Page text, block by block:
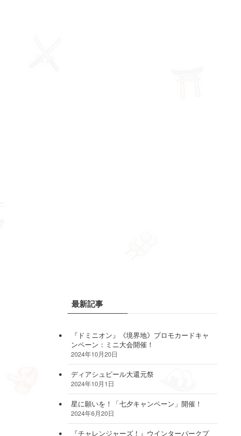
最新記事
『ドミニオン』《境界地》プロモカードキャ
ンペーン：ミニ大会開催！
2024年10月20日
ディアシュピール大還元祭
2024年10月1日
星に願いを！「七夕キャンペーン」開催！
2024年6月20日
『チャレンジャーズ！』ウインターパークプ